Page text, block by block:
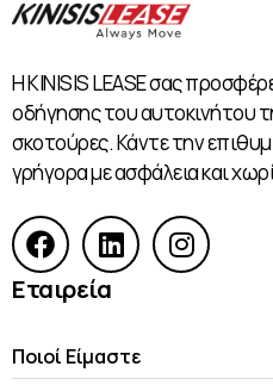
Η KINISIS LEASE σας
οδήγησης του αυτοκινήτου
σκοτούρες. Κάντε την
γρήγορα με ασφάλεια και
Εταιρεία
Ποιοί Είμαστε